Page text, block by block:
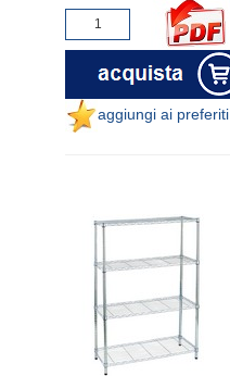
aggiungi ai preferiti